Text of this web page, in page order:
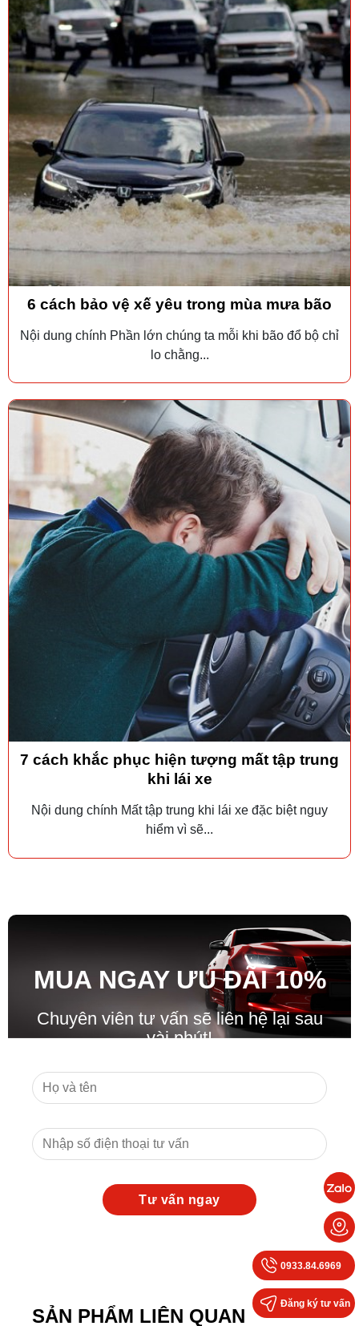
6 cách bảo vệ xế yêu trong mùa mưa bão
Nội dung chính Phần lớn chúng ta mỗi khi bão đổ bộ chỉ
lo chằng...
7 cách khắc phục hiện tượng mất tập trung
khi lái xe
Nội dung chính Mất tập trung khi lái xe đặc biệt nguy
hiểm vì sẽ...
MUA NGAY ƯU ĐÃI10%
Chuyên viên tư vấn sẽ liên hệ lại sau
vài phút!
SẢN PHẨM LIÊN QUAN
0933.84.6969
Đăng ký tư vấn